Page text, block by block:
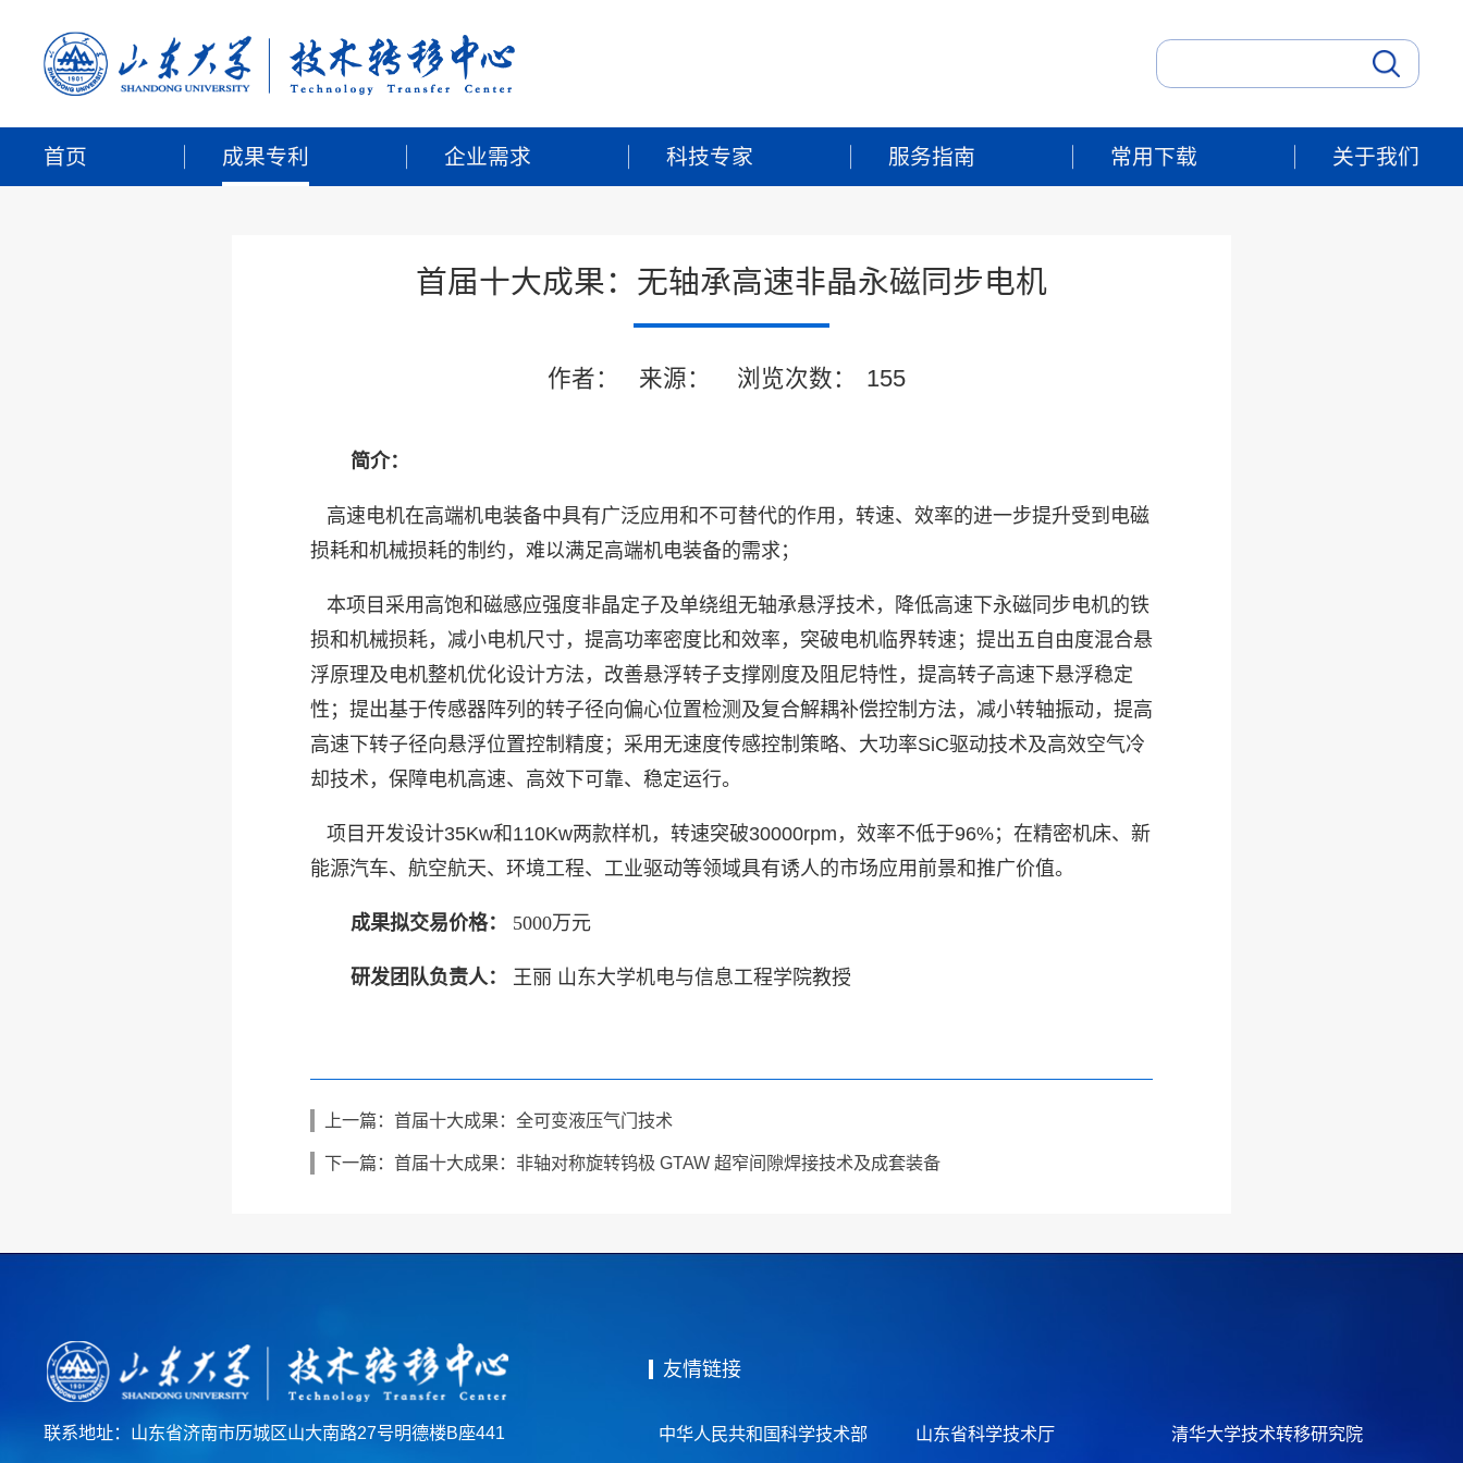
首页 成果专利 企业需求 科技专家 服务指南 常用下载 关于我们
首届十大成果：无轴承高速非晶永磁同步电机
作者： 来源： 浏览次数： 155
简介：
高速电机在高端机电装备中具有广泛应用和不可替代的作用，转速、效率的进一步提升受到电磁
损耗和机械损耗的制约，难以满足高端机电装备的需求；
本项目采用高饱和磁感应强度非晶定子及单绕组无轴承悬浮技术，降低高速下永磁同步电机的铁
损和机械损耗，减小电机尺寸，提高功率密度比和效率，突破电机临界转速；提出五自由度混合悬
浮原理及电机整机优化设计方法，改善悬浮转子支撑刚度及阻尼特性，提高转子高速下悬浮稳定
性；提出基于传感器阵列的转子径向偏心位置检测及复合解耦补偿控制方法，减小转轴振动，提高
高速下转子径向悬浮位置控制精度；采用无速度传感控制策略、大功率SiC驱动技术及高效空气冷
却技术，保障电机高速、高效下可靠、稳定运行。
项目开发设计35Kw和 110Kw两款样机，转速突破30000rpm ，效率不低于96%； 在精密机床、新
能源汽车、航空航天、环境工程、工业驱动等领域具有诱人的市场应用前景和推广价值。
成果拟交易价格： 5000万元
研发团队负责人： 王丽 山东大学机电与信息工程学院教授
上一篇： 首届十大成果：全可变液压气门技术
下一篇： 首届十大成果：非轴对称旋转钨极 GTAW 超窄间隙焊接技术及成套装备
联系地址：山东省济南市历城区山大南路27号明德楼B座441
友情链接
中华人民共和国科学技术部 山东省科学技术厅 清华大学技术转移研究院